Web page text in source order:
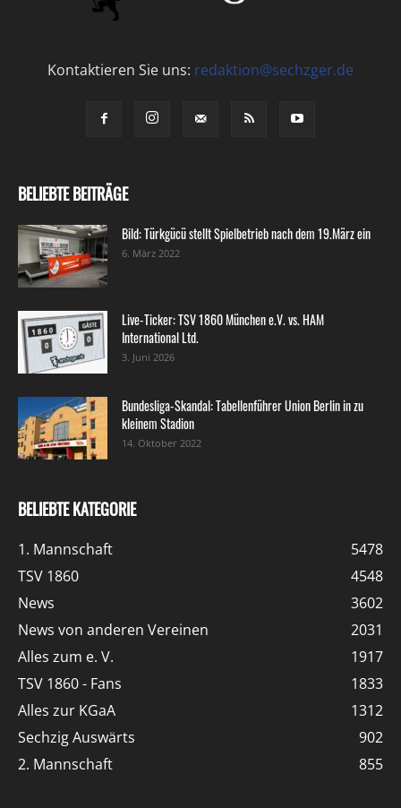
Kontaktieren Sie uns: redaktion@sechzger.de
BELIEBTE BEITRÄGE
Bild: Türkgücü stellt Spielbetrieb nach dem 19.März ein
6. März 2022
Live-Ticker: TSV 1860 München e.V. vs. HAM
International Ltd.
3. Juni 2026
Bundesliga-Skandal: Tabellenführer Union Berlin in zu
kleinem Stadion
14. Oktober 2022
BELIEBTE KATEGORIE
1. Mannschaft
5478
TSV 1860
4548
News
3602
News von anderen Vereinen
2031
Alles zum e. V.
1917
TSV 1860 - Fans
1833
Alles zur KGaA
1312
Sechzig Auswärts
902
2. Mannschaft
855